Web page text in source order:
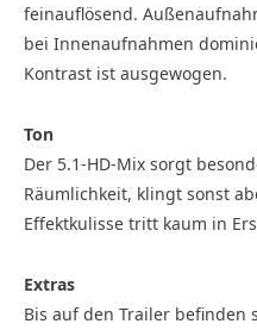
feinauflösend.
bei Innenaufnahmen
Kontrast ist ausgewogen.
Ton
Der 5.1-HD-Mix sorgt
Räumlichkeit, klingt sonst
Effektkulisse tritt kaum in
Extras
Bis auf den Trailer befinden